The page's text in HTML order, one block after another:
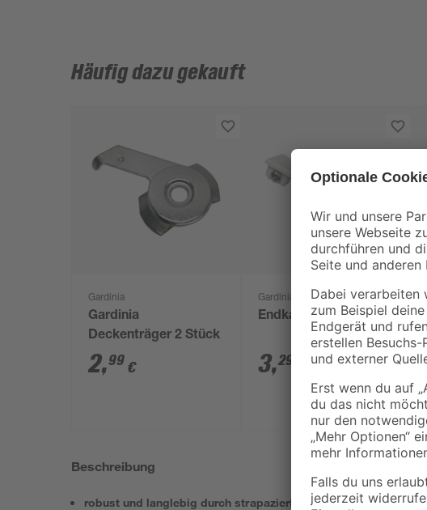
Häufig dazu gekauft
Gardinia
Gardinia
Deckenträger 2 Stück
2,99 €
Gardinia
Endkappen 2 Stück
3,29
Beschreibung
robust und langlebig durch strapazierfähiges Material